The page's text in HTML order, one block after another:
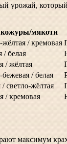
урожай,
мякоти
/ кремовая
/ белая
/ жёлтая
/ белая
светло-жёлтая
/ кремовая
максимум